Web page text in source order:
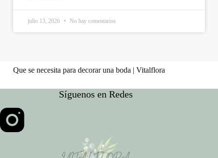
julio 13, 2026 No hay comentarios
Que se necesita para decorar una boda | Vitalflora
Síguenos en Redes